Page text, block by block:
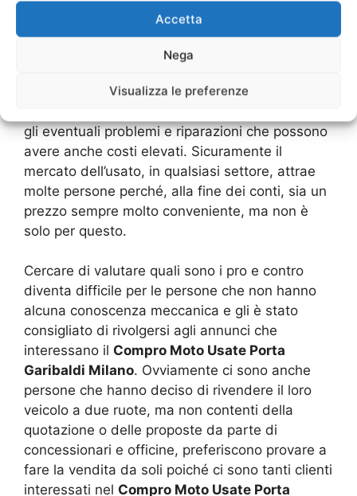
Accetta
Nega
Visualizza le preferenze
moto che sia conveniente, a livello di prezzo, è
specialmente clienti privati, richiedono perché
Garibaldi Milanopoiché si devono considerare
gli eventuali problemi e riparazioni che possono
avere anche costi elevati. Sicuramente il
mercato dell’usato, in qualsiasi settore, attrae
molte persone perché, alla fine dei conti, sia un
prezzo sempre molto conveniente, ma non è
solo per questo.
Cercare di valutare quali sono i pro e contro
diventa difficile per le persone che non hanno
alcuna conoscenza meccanica e gli è stato
consigliato di rivolgersi agli annunci che
interessano il Compro Moto Usate Porta
Garibaldi Milano. Ovviamente ci sono anche
persone che hanno deciso di rivendere il loro
veicolo a due ruote, ma non contenti della
quotazione o delle proposte da parte di
concessionari e officine, preferiscono provare a
fare la vendita da soli poiché ci sono tanti clienti
interessati nel Compro Moto Usate Porta